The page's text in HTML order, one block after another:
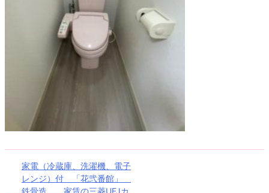
家電（冷蔵庫、洗濯機、電子
レンジ）付 「花弐番館」
鉄骨造 家賃の三菱UFJカ